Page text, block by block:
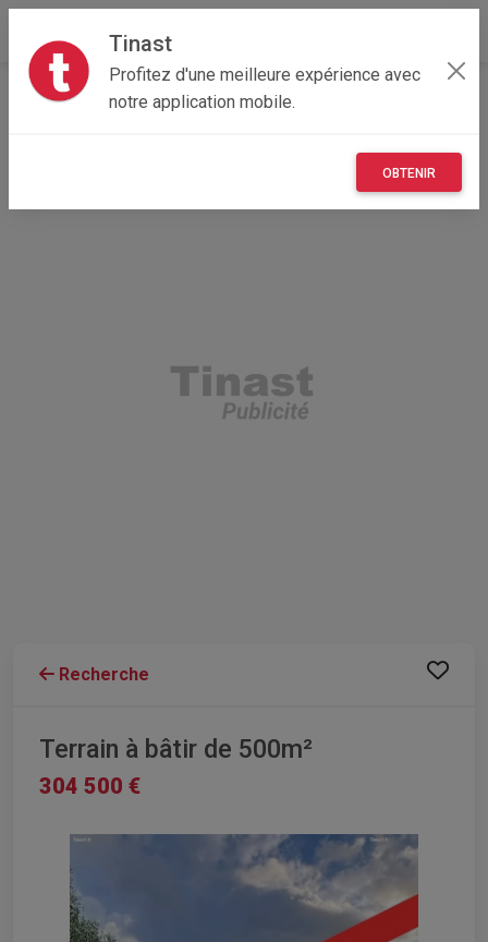
Tinast
Profitez d'une meilleure expérience avec
notre application mobile.
OBTENIR
Accueil Immobilier Corse
2B - Haute-Corse
Recherche
Terrain à bâtir de 500m²
304 500 €